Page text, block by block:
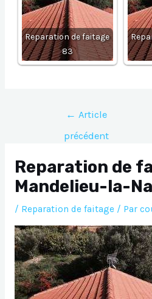
Reparation de faitage
83
Navigation
l’article
← Article
précédent
Reparation de
Mandelieu-la-
/ Reparation de faitage/ Par